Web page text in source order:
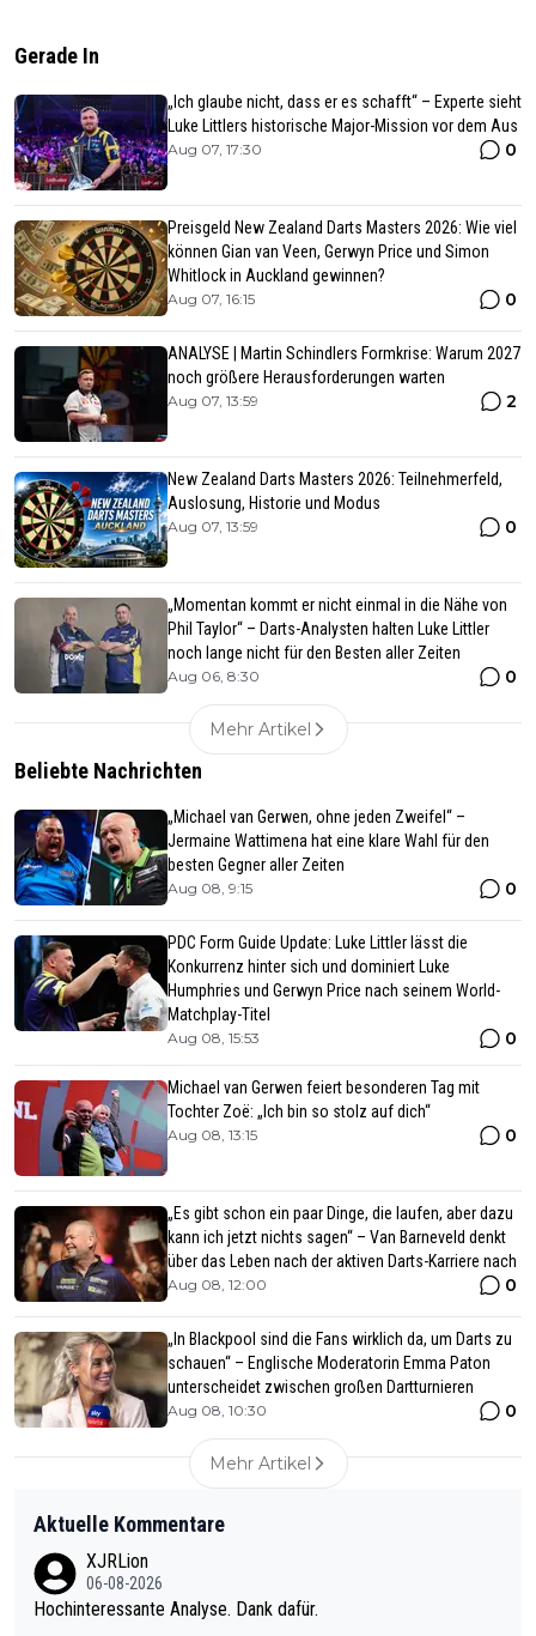
Gerade In
„Ich glaube nicht, dass er es schafft“ – Experte sieht
Luke Littlers historische Major-Mission vor dem Aus
Aug 07, 17:30 0
Preisgeld New Zealand Darts Masters 2026: Wie viel
können Gian van Veen, Gerwyn Price und Simon
Whitlock in Auckland gewinnen?
Aug 07, 16:15 0
ANALYSE | Martin Schindlers Formkrise: Warum 2027
noch größere Herausforderungen warten
Aug 07, 13:59 2
New Zealand Darts Masters 2026: Teilnehmerfeld,
Auslosung, Historie und Modus
Aug 07, 13:59 0
„Momentan kommt er nicht einmal in die Nähe von
Phil Taylor“ – Darts-Analysten halten Luke Littler
noch lange nicht für den Besten aller Zeiten
Aug 06, 8:30 0
Mehr Artikel
Beliebte Nachrichten
„Michael van Gerwen, ohne jeden Zweifel“ –
Jermaine Wattimena hat eine klare Wahl für den
besten Gegner aller Zeiten
Aug 08, 9:15 0
PDC Form Guide Update: Luke Littler lässt die
Konkurrenz hinter sich und dominiert Luke
Humphries und Gerwyn Price nach seinem World-
Matchplay-Titel
Aug 08, 15:53 0
Michael van Gerwen feiert besonderen Tag mit
Tochter Zoë: „Ich bin so stolz auf dich“
Aug 08, 13:15 0
„Es gibt schon ein paar Dinge, die laufen, aber dazu
kann ich jetzt nichts sagen“ – Van Barneveld denkt
über das Leben nach der aktiven Darts-Karriere nach
Aug 08, 12:00 0
„In Blackpool sind die Fans wirklich da, um Darts zu
schauen“ – Englische Moderatorin Emma Paton
unterscheidet zwischen großen Dartturnieren
Aug 08, 10:30 0
Mehr Artikel
Aktuelle Kommentare
XJRLion
06-08-2026
Hochinteressante Analyse. Dank dafür.